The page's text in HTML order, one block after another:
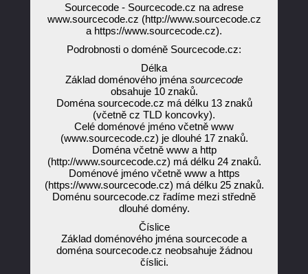
Sourcecode - Sourcecode.cz na adrese
www.sourcecode.cz (http://www.sourcecode.cz
a https://www.sourcecode.cz).
Podrobnosti o doméně Sourcecode.cz:
Délka
Základ doménového jména sourcecode
obsahuje 10 znaků.
Doména sourcecode.cz má délku 13 znaků
(včetně cz TLD koncovky).
Celé doménové jméno včetně www
(www.sourcecode.cz) je dlouhé 17 znaků.
Doména včetně www a http
(http://www.sourcecode.cz) má délku 24 znaků.
Doménové jméno včetně www a https
(https://www.sourcecode.cz) má délku 25 znaků.
Doménu sourcecode.cz řadíme mezi středně
dlouhé domény.
Číslice
Základ doménového jména sourcecode a
doména sourcecode.cz neobsahuje žádnou
číslici.